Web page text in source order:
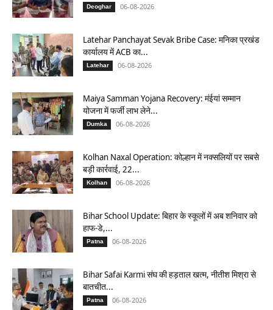
Deoghar 06-08-2026
Latehar Panchayat Sevak Bribe Case: मनिका प्रखंड
कार्यालय में ACB का...
Latehar 06-08-2026
Maiya Samman Yojana Recovery: मंईयां सम्मान
योजना में फर्जी लाभ लेने...
Dumka 06-08-2026
Kolhan Naxal Operation: कोल्हान में नक्सलियों पर सबसे
बड़ी कार्रवाई, 22...
Kolhan 06-08-2026
Bihar School Update: बिहार के स्कूलों में अब शनिवार को
हाफ-डे,...
Patna 06-08-2026
Bihar Safai Karmi संघ की हड़ताल खत्म, नीतीश मिश्रा से
बातचीत...
Patna 06-08-2026